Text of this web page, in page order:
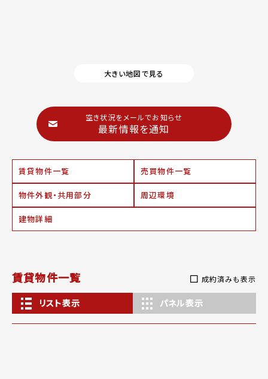
大きい地図で見る
空き状況をメールでお知らせ
最新情報を通知
賃貸物件一覧 売買物件一覧
物件外観・共用部分 周辺環境
建物詳細
賃貸物件一覧 成約済みも表示
リスト表示 パネル表示